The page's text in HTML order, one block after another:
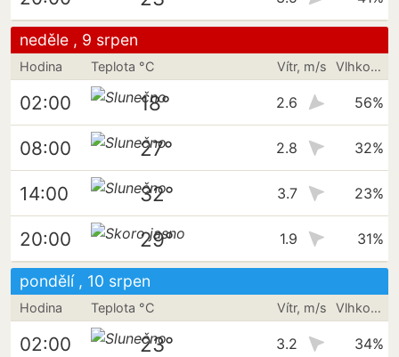
neděle , 9 srpen
Hodina Teplota °C Vítr, m/s Vlhkost vzduchu
02:00 18° 2.6 56%
08:00 27° 2.8 32%
14:00 32° 3.7 23%
20:00 29° 1.9 31%
pondělí , 10 srpen
Hodina Teplota °C Vítr, m/s Vlhkost vzduchu
02:00 23° 3.2 34%